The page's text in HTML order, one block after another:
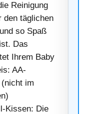
Reinigung
den täglichen
so Spaß
Das
Ihrem Baby
AA-
im
Kissen: Die